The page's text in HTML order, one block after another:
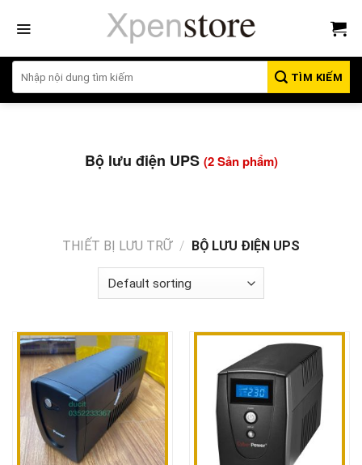
qua
dung
TÌM KIẾM
Bộ lưu điện UPS (2 Sản phẩm)
THIẾT BỊ LƯU TRỮ / BỘ LƯU ĐIỆN UPS